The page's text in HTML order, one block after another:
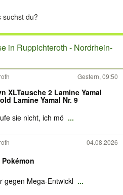
in Ruppichteroth - Nordrhein-
Gestern, 09:50
XLTausche 2 Lamine Yamal
Lamine Yamal Nr. 9
sie nicht, ich mö ...
04.08.2026
gegen Mega-Entwickl ...